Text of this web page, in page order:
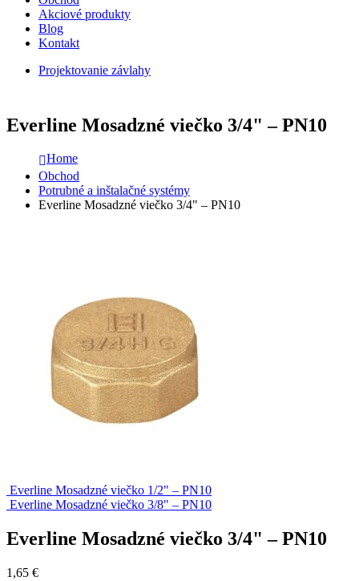
Akciové produkty
Blog
Kontakt
Projektovanie závlahy
Everline Mosadzné viečko 3/4" – PN10
Home
Obchod
Potrubné a inštalačné systémy
Everline Mosadzné viečko 3/4" – PN10
Everline Mosadzné viečko 1/2" – PN10
Everline Mosadzné viečko 3/8" – PN10
Everline Mosadzné viečko 3/4" – PN10
1,65 €